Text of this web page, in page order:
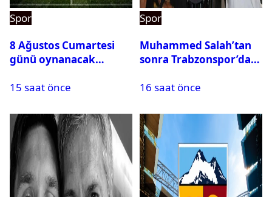
Spor
8 Ağustos Cumartesi
günü oynanacak
15 saat önce
Spor
Muhammed Salah’tan
sonra Trabzonspor’dan
16 saat önce